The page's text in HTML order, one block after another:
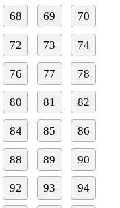
68 69 70
72 73 74
76 77 78
80 81 82
84 85 86
88 89 90
92 93 94